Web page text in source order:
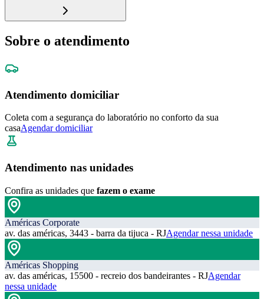
Sobre o atendimento
Atendimento domiciliar
Coleta com a segurança do laboratório no conforto da sua
casaAgendar domiciliar
Atendimento nas unidades
Confira as unidades que fazem o exame
Américas Corporate
av. das américas, 3443 - barra da tijuca - RJAgendar nessa unidade
Américas Shopping
av. das américas, 15500 - recreio dos bandeirantes - RJAgendar
nessa unidade